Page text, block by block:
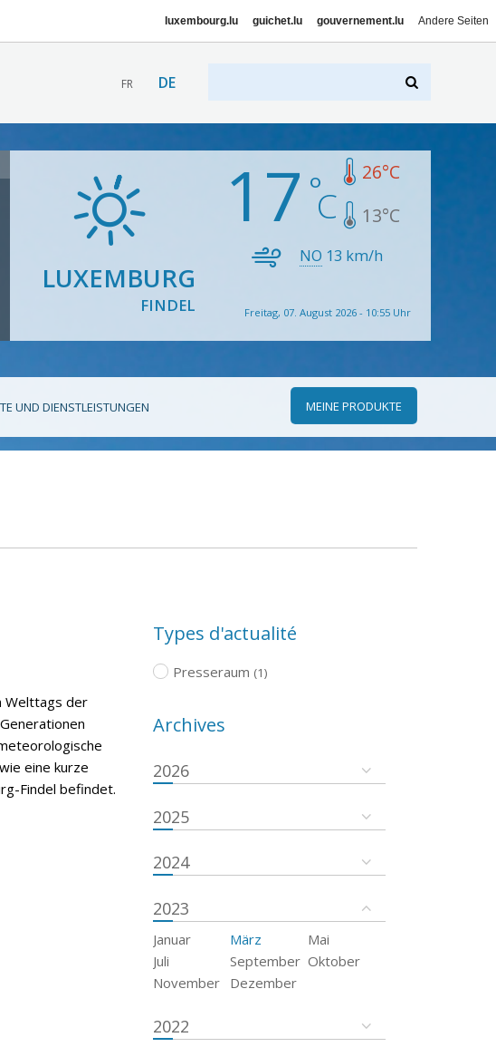
luxembourg.lu guichet.lu gouvernement.lu Andere Seiten
FR DE
LUXEMBURG
FINDEL
17 26°C
13°C
NO 13 km/h
Freitag, 07. August 2026 - 10:55 Uhr
UND DIENSTLEISTUNGEN MEINE PRODUKTE
Welttags der
eine kurze
Findel befindet.
Types d'actualité
Presseraum (1)
Archives
2026
2025
2024
2023
Januar März
Mai
Juli
September Oktober
November
Dezember
2022